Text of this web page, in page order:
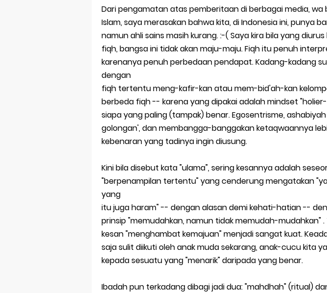
Review Lengkap Apple Watch Series 10
Merek Dagang dari Masa ke Masa
Perkembangan Merek Dagang Modern
Review Oppo Reno 15 Pro: Smartphone
Review Vivo V70 FE: Smartphone Fan
Review Vivo V70: Smartphone Stylish
Merek Dagang dalam Strategi Bisnis
Merek Dagang dan Investasi
Dampak Merek Dagang pada Persaingan
Trademark as a Business Asset
Global Trademark Protection System
Dari pengamatan atas pemberitaan di berbagai media, wa
Islam, saya merasakan bahwa kita, di Indonesia ini, punya
namun ahli sains masih kurang. :-( Saya kira bila yang
fiqh, bangsa ini tidak akan maju-maju. Fiqh itu penuh
karenanya penuh perbedaan pendapat. Kadang-kadang
dengan
fiqh tertentu meng-kafir-kan atau mem-bid'ah-kan
berbeda fiqh -- karena yang dipakai adalah mindset
siapa yang paling (tampak) benar. Egosentrisme,
golongan', dan membangga-banggakan ketaqwaannya
kebenaran yang tadinya ingin diusung.
Kini bila disebut kata "ulama", sering kesannya adalah
"berpenampilan tertentu" yang cenderung mengatakan
yang
itu juga haram" -- dengan alasan demi kehati-hatian --
prinsip "memudahkan, namun tidak memudah-mudahkan" .
kesan "menghambat kemajuan" menjadi sangat kuat.
saja sulit diikuti oleh anak muda sekarang, anak-cucu kita
kepada sesuatu yang "menarik" daripada yang benar.
Ibadah pun terkadang dibagi jadi dua: "mahdhah" (ritual)